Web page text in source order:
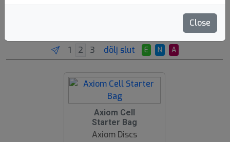
Close
dölj slut E N A
Axiom Cell
Starter Bag
Axiom Discs